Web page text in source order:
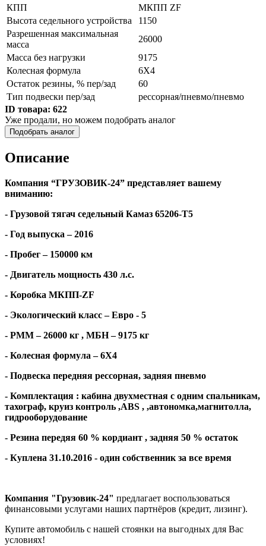
КПП
МКПП ZF
Высота седельного устройства
1150
Разрешенная максимальная
масса
26000
Масса без нагрузки
9175
Колесная формула
6Х4
Остаток резины, % пер/зад
60
Тип подвески пер/зад
рессорная/пневмо/пневмо
ID товара: 622
Уже продали, но можем подобрать аналог
Подобрать аналог
Описание
Компания “ГРУЗОВИК-24” представляет вашему
вниманию:
- Грузовой тягач седельный Камаз 65206-Т5
- Год выпуска – 2016
- Пробег – 150000 км
- Двигатель мощность 430 л.с.
- Коробка МКПП-ZF
- Экологический класс – Евро - 5
- РММ – 26000 кг , МБН – 9175 кг
- Колесная формула – 6Х4
- Подвеска передняя рессорная, задняя пневмо
- Комплектация : кабина двухместная с одним спальникам,
тахограф, круиз контроль ,ABS , ,автономка,магнитолла,
гидрооборудование
- Резина передяя 60 % кордиант , задняя 50 % остаток
- Куплена 31.10.2016 - один собственник за все время
Компания "Грузовик-24" предлагает воспользоваться
финансовыми услугами наших партнёров (кредит, лизинг).
Купите автомобиль с нашей стоянки на выгодных для Вас
условиях!